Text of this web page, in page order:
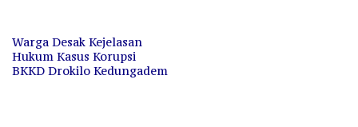
Warga Desak Kejelasan
Hukum Kasus Korupsi
BKKD Drokilo Kedungadem